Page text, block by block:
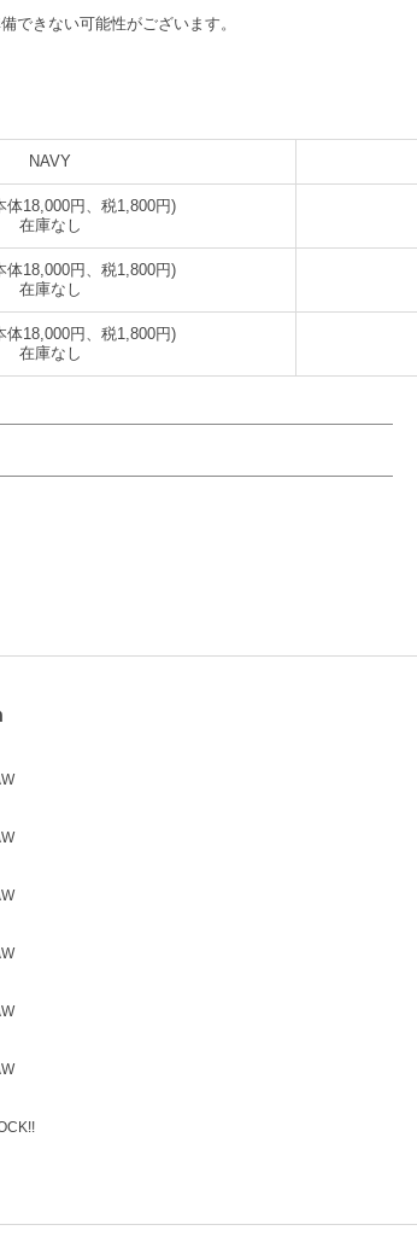
できない可能性がございます。
NAVY
体18,000円、税1,800円)
在庫なし
体18,000円、税1,800円)
在庫なし
体18,000円、税1,800円)
在庫なし